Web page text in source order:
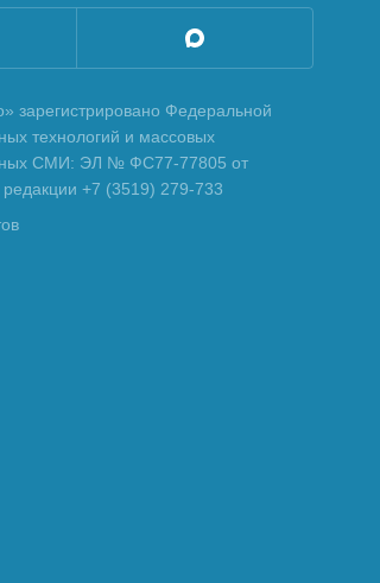
зарегистрировано Федеральной
технологий и массовых
СМИ: ЭЛ № ФС77-77805 от
+7 (3519) 279-733